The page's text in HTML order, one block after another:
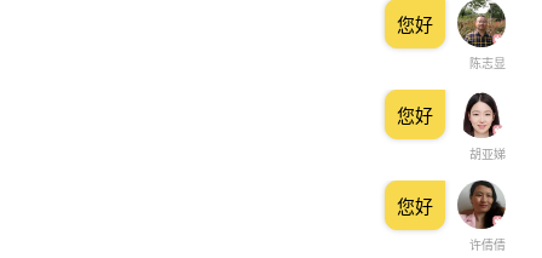
陈志显
您好
胡亚娣
您好
许倩倩
您好